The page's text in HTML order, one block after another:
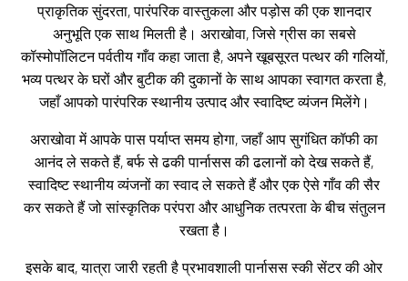
प्राकृतिक सुंदरता, पारंपरिक वास्तुकला और पड़ोस की एक शानदार
अनुभूति एक साथ मिलती है। अराखोवा, जिसे ग्रीस का सबसे
कॉस्मोपॉलिटन पर्वतीय गाँव कहा जाता है, अपने खूबसूरत पत्थर की गलियों,
भव्य पत्थर के घरों और बुटीक की दुकानों के साथ आपका स्वागत करता है,
जहाँ आपको पारंपरिक स्थानीय उत्पाद और स्वादिष्ट व्यंजन मिलेंगे।
अराखोवा में आपके पास पर्याप्त समय होगा, जहाँ आप सुगंधित कॉफी का
आनंद ले सकते हैं, बर्फ से ढकी पार्नासस की ढलानों को देख सकते हैं,
स्वादिष्ट स्थानीय व्यंजनों का स्वाद ले सकते हैं और एक ऐसे गाँव की सैर
कर सकते हैं जो सांस्कृतिक परंपरा और आधुनिक तत्परता के बीच संतुलन
रखता है।
इसके बाद, यात्रा जारी रहती है प्रभावशाली पार्नासस स्की सेंटर की ओर